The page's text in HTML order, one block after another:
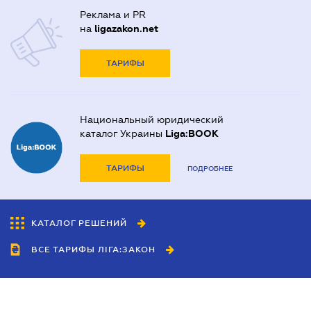
Реклама и PR
на ligazakon.net
ТАРИФЫ
Национальный юридический
каталог Украины Liga:BOOK
ТАРИФЫ ПОДРОБНЕЕ
КАТАЛОГ РЕШЕНИЙ
ВСЕ ТАРИФЫ ЛІГА:ЗАКОН